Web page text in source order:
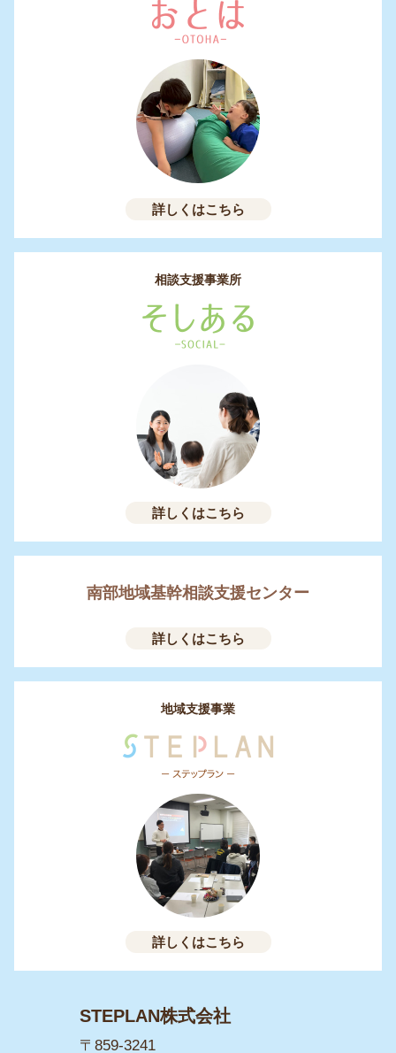
詳しくはこちら
相談支援事業所
詳しくはこちら
地域支援事業
詳しくはこちら
南部地域基幹相談支援センター
詳しくはこちら
STEPLAN株式会社
〒859-3241